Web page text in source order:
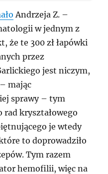
Andrzeja Z. –
w jednym z
że te 300 zł łapówki
przez
jest niczym,
mając
sprawy – tym
rad kryształowego
je wtedy
to doprowadziło
Tym razem
hemofilii, więc na